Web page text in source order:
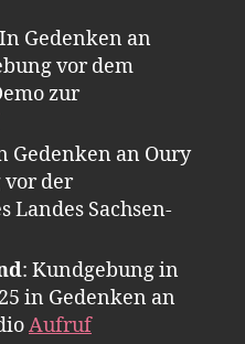
Gedenken an
vor dem
zur
Gedenken an Oury
vor der
Landes Sachsen-
: Kundgebung in
in Gedenken an
Aufruf